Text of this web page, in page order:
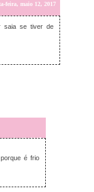
feira, maio 12, 2017
saia se tiver de
maio 13, 2017
é frio